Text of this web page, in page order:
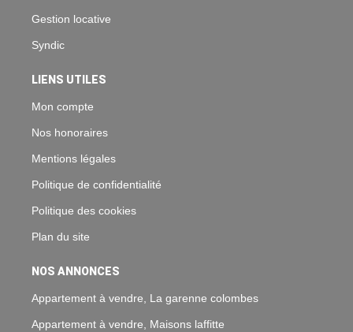
Gestion locative
Syndic
LIENS UTILES
Mon compte
Nos honoraires
Mentions légales
Politique de confidentialité
Politique des cookies
Plan du site
NOS ANNONCES
Appartement à vendre, La garenne colombes
Appartement à vendre, Maisons laffitte